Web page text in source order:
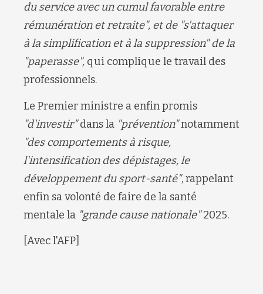
du service avec un cumul favorable entre
rémunération et retraite", et de "s'attaquer
à la simplification et à la suppression" de la
"paperasse", qui complique le travail des
professionnels.
Le Premier ministre a enfin promis
"d'investir"dans la "prévention"notamment
"des comportements à risque,
l'intensification des dépistages, le
développement du sport-santé", rappelant
enfin sa volonté de faire de la santé
mentale la "grande cause nationale"2025.
[Avec l'AFP]